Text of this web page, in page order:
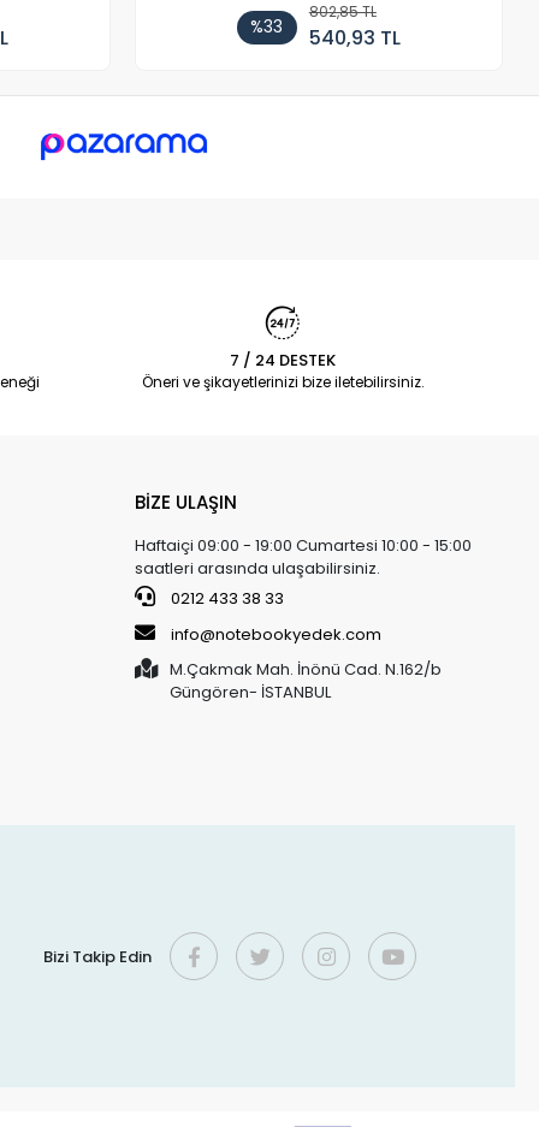
%33
802,85 TL
540,93 TL
7 / 24 DESTEK
Öneri ve şikayetlerinizi bize iletebilirsiniz.
BİZE ULAŞIN
Haftaiçi 09:00 - 19:00 Cumartesi 10:00 - 15:00
saatleri arasında ulaşabilirsiniz.
0212 433 38 33
info@notebookyedek.com
M.Çakmak Mah. İnönü Cad. N.162/b
Güngören- İSTANBUL
Bizi Takip Edin